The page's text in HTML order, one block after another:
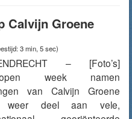
Calvijn Groene
3 min, 5 sec)
– [Foto’s]
week namen
van Calvijn Groene
weer deel aan vele,